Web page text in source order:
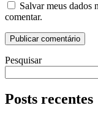
Salvar meus dados
comentar.
Pesquisar
Posts recentes